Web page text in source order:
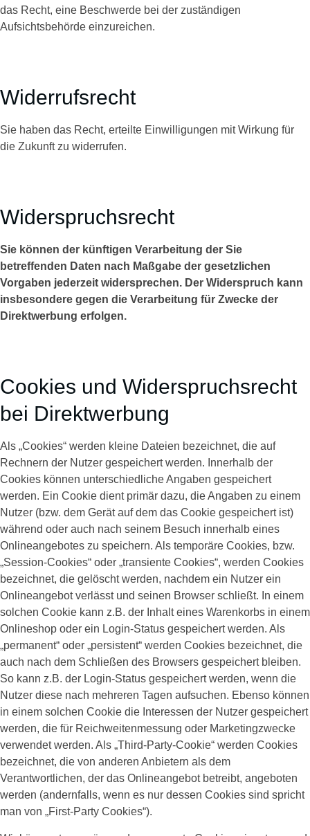
das Recht, eine Beschwerde bei der zuständigen
Aufsichtsbehörde einzureichen.
Widerrufsrecht
Sie haben das Recht, erteilte Einwilligungen mit Wirkung für
die Zukunft zu widerrufen.
Widerspruchsrecht
Sie können der künftigen Verarbeitung der Sie
betreffenden Daten nach Maßgabe der gesetzlichen
Vorgaben jederzeit widersprechen. Der Widerspruch kann
insbesondere gegen die Verarbeitung für Zwecke der
Direktwerbung erfolgen.
Cookies und Widerspruchsrecht
bei Direktwerbung
Als „Cookies“ werden kleine Dateien bezeichnet, die auf
Rechnern der Nutzer gespeichert werden. Innerhalb der
Cookies können unterschiedliche Angaben gespeichert
werden. Ein Cookie dient primär dazu, die Angaben zu einem
Nutzer (bzw. dem Gerät auf dem das Cookie gespeichert ist)
während oder auch nach seinem Besuch innerhalb eines
Onlineangebotes zu speichern. Als temporäre Cookies, bzw.
„Session-Cookies“ oder „transiente Cookies“, werden Cookies
bezeichnet, die gelöscht werden, nachdem ein Nutzer ein
Onlineangebot verlässt und seinen Browser schließt. In einem
solchen Cookie kann z.B. der Inhalt eines Warenkorbs in einem
Onlineshop oder ein Login-Status gespeichert werden. Als
„permanent“ oder „persistent“ werden Cookies bezeichnet, die
auch nach dem Schließen des Browsers gespeichert bleiben.
So kann z.B. der Login-Status gespeichert werden, wenn die
Nutzer diese nach mehreren Tagen aufsuchen. Ebenso können
in einem solchen Cookie die Interessen der Nutzer gespeichert
werden, die für Reichweitenmessung oder Marketingzwecke
verwendet werden. Als „Third-Party-Cookie“ werden Cookies
bezeichnet, die von anderen Anbietern als dem
Verantwortlichen, der das Onlineangebot betreibt, angeboten
werden (andernfalls, wenn es nur dessen Cookies sind spricht
man von „First-Party Cookies“).